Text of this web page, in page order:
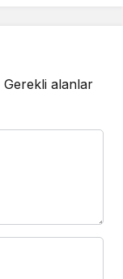
Gerekli alanlar